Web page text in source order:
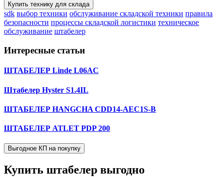
Купить технику для склада
sdk выбор техники обслуживание складской техники правила
безопасности процессы складской логистики техническое
обслуживание штабелер
Интересные статьи
ШТАБЕЛЕР Linde L06AC
Штабелер Hyster S1.4IL
ШТАБЕЛЕР HANGCHA CDD14-AEC1S-B
ШТАБЕЛЕР ATLET PDP 200
Выгодное КП на покупку
Купить штабелер выгодно